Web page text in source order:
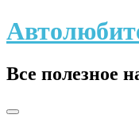
Skip
to
Все полезное